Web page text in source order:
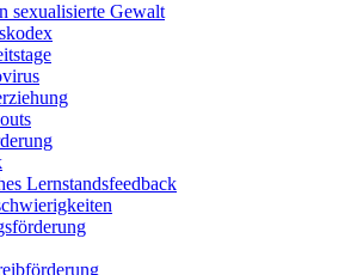
sexualisierte Gewalt
Lernstandsfeedback